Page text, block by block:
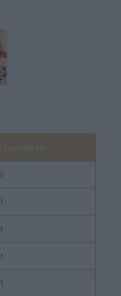
Quantità Min.
1
1
1
1
1